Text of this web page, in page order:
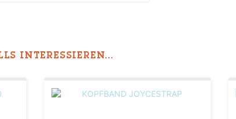
INTERESSIEREN...